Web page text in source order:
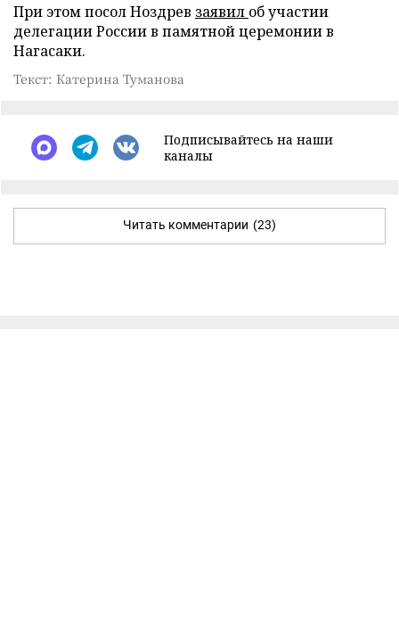
При этом посол Ноздрев заявил об участии
делегации России в памятной церемонии в
Нагасаки.
Текст: Катерина Туманова
Подписывайтесь на наши
каналы
Читать комментарии (23)